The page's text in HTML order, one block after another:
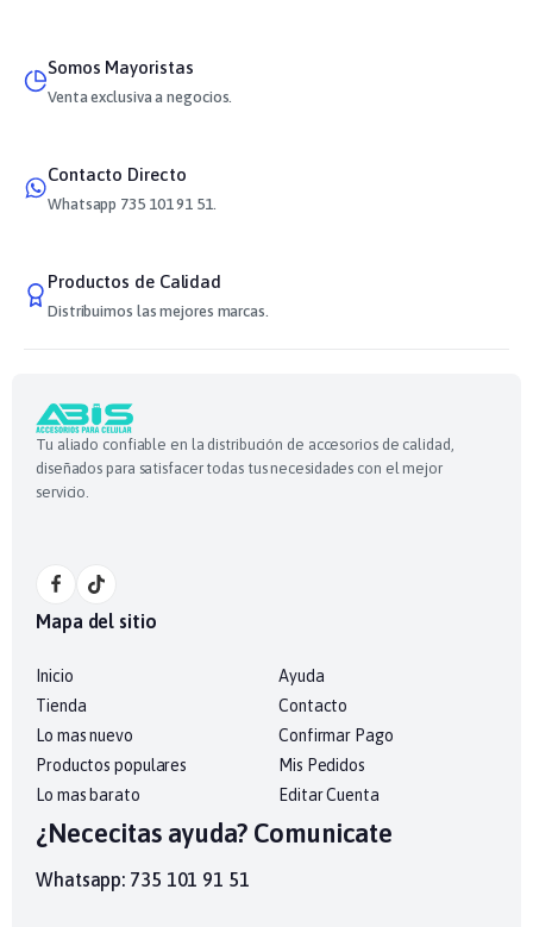
Somos Mayoristas
Venta exclusiva a negocios.
Contacto Directo
Whatsapp 735 101 91 51.
Productos de Calidad
Distribuimos las mejores marcas.
Tu aliado confiable en la distribución de accesorios de calidad,
diseñados para satisfacer todas tus necesidades con el mejor
servicio.
Mapa del sitio
Inicio
Tienda
Lo mas nuevo
Productos populares
Lo mas barato
Ayuda
Contacto
Confirmar Pago
Mis Pedidos
Editar Cuenta
¿Nececitas ayuda? Comunicate
Whatsapp: 735 101 91 51